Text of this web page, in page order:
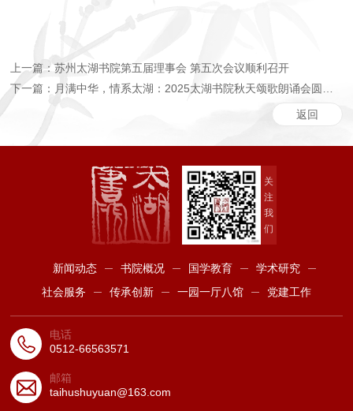
上一篇：苏州太湖书院第五届理事会 第五次会议顺利召开
返回
关
注
我
们
新闻动态 书院概况 国学教育
学术研究
社会服务
传承创新 一园一厅八馆 党建工作
电话
0512-66563571
邮箱
taihushuyuan@163.com